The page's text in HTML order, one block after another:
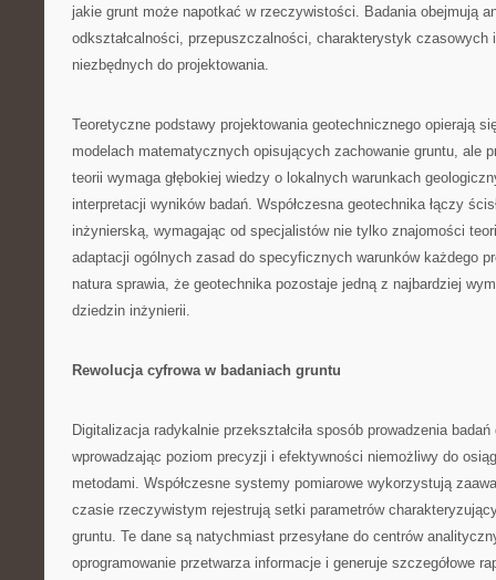
jakie grunt może napotkać w rzeczywistości. Badania obejmują
odkształcalności, przepuszczalności, charakterystyk czasowych
niezbędnych do projektowania.
Teoretyczne podstawy projektowania geotechnicznego opierają
modelach matematycznych opisujących zachowanie gruntu, ale
teorii wymaga głębokiej wiedzy o lokalnych warunkach
interpretacji wyników badań. Współczesna geotechnika łączy
inżynierską, wymagając od specjalistów nie tylko znajomości
adaptacji ogólnych zasad do specyficznych warunków każdego
natura sprawia, że geotechnika pozostaje jedną z najbardziej
dziedzin inżynierii.
Rewolucja cyfrowa w badaniach gruntu
Digitalizacja radykalnie przekształciła sposób prowadzenia
wprowadzając poziom precyzji i efektywności niemożliwy do
metodami. Współczesne systemy pomiarowe wykorzystują
czasie rzeczywistym rejestrują setki parametrów
gruntu. Te dane są natychmiast przesyłane do centrów
oprogramowanie przetwarza informacje i generuje szczegółowe